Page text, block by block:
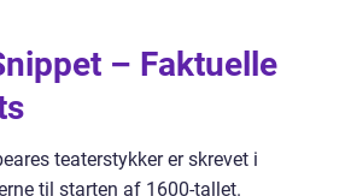
– Faktuelle
teaterstykker er skrevet i
til starten af 1600-tallet.